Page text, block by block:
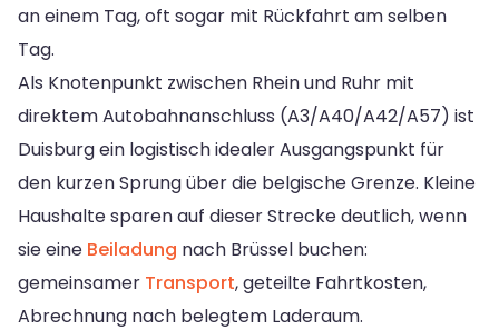
an einem Tag, oft sogar mit Rückfahrt am selben
Tag.
Als Knotenpunkt zwischen Rhein und Ruhr mit
direktem Autobahnanschluss (A3/A40/A42/A57) ist
Duisburg ein logistisch idealer Ausgangspunkt für
den kurzen Sprung über die belgische Grenze. Kleine
Haushalte sparen auf dieser Strecke deutlich, wenn
sie eine Beiladung nach Brüssel buchen:
gemeinsamer Transport, geteilte Fahrtkosten,
Abrechnung nach belegtem Laderaum.